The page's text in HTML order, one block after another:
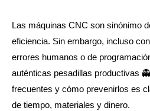
Las máquinas CNC son sinónimo
eficiencia. Sin embargo, incluso
errores humanos o de
auténticas pesadillas productivas
frecuentes y cómo prevenirlos es
de tiempo, materiales y dinero.